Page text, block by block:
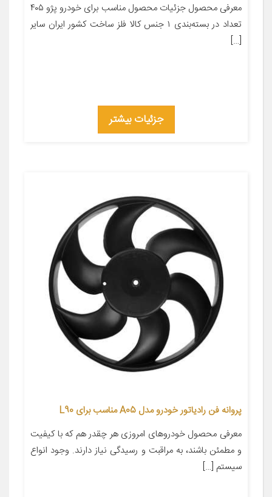
معرفی محصول جزئیات محصول مناسب برای خودرو پژو ۴۰۵
تعداد در بسته‌بندی ۱ جنس کالا فلز ساخت کشور ایران سایر
[…]
جزئیات بیشتر
پروانه فن رادیاتور خودرو مدل A05 مناسب برای L90
معرفی محصول خودروهای امروزی هر چقدر هم که با کیفیت
و مطمئن باشند، به مراقبت و رسیدگی نیاز دارند. وجود انواع
سیستم […]